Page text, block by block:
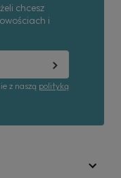
chcesz
i
z naszą polityką